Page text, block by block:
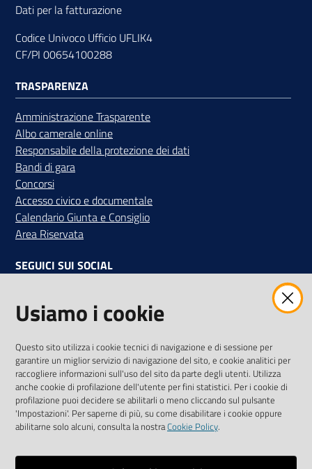
Dati per la fatturazione
Codice Univoco Ufficio UFLIK4
CF/PI 00654100288
TRASPARENZA
Amministrazione Trasparente
Albo camerale online
Responsabile della protezione dei dati
Bandi di gara
Concorsi
Accesso civico e documentale
Calendario Giunta e Consiglio
Area Riservata
SEGUICI SUI SOCIAL
Ricevi tutti gli aggiornamenti su eventi, nuove opportunità e
adempimenti normativi
Usiamo i cookie
Questo sito utilizza i cookie tecnici di navigazione e di sessione per
garantire un miglior servizio di navigazione del sito, e cookie analitici per
raccogliere informazioni sull'uso del sito da parte degli utenti. Utilizza
anche cookie di profilazione dell'utente per fini statistici. Per i cookie di
profilazione puoi decidere se abilitarli o meno cliccando sul pulsante
'Impostazioni'. Per saperne di più, su come disabilitare i cookie oppure
abilitarne solo alcuni, consulta la nostraCookie Policy.